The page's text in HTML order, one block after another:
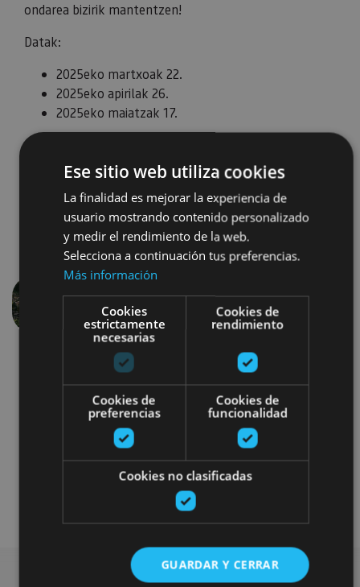
ondarea bizirik mantentzen!
Datak:
2025eko martxoak 22.
2025eko apirilak 26.
2025eko maiatzak 17.
Otros
Plan disponible para todo el público
Ese sitio web utiliza cookies
La finalidad es mejorar la experiencia de
usuario mostrando contenido personalizado
y medir el rendimiento de la web.
Selecciona a continuación tus preferencias.
Más información
Cookies
estrictamente
necesarias
Cookies de
rendimiento
Cookies de
preferencias
Cookies de
funcionalidad
Cookies no clasificadas
GUARDAR Y CERRAR